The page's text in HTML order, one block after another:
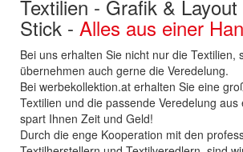
Textilien - Grafik &
Stick - Alles aus einer
Bei uns erhalten Sie nicht nur die Textilien,
übernehmen auch gerne die Veredelung.
Bei werbekollektion.at erhalten Sie eine
Textilien und die passende Veredelung
spart Ihnen Zeit und Geld!
Durch die enge Kooperation mit den